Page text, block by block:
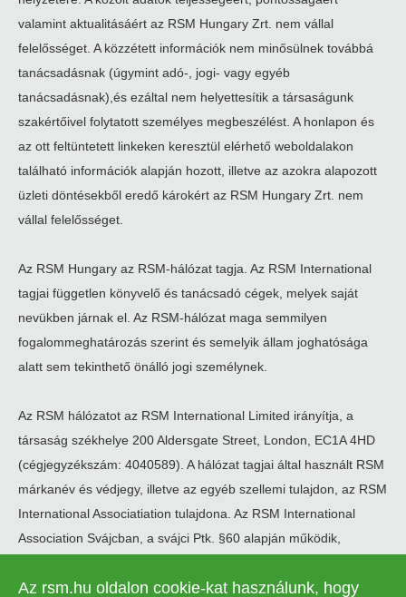
valamint aktualitásáért az RSM Hungary Zrt. nem vállal
felelősséget. A közzétett információk nem minősülnek továbbá
tanácsadásnak (úgymint adó-, jogi- vagy egyéb
tanácsadásnak),és ezáltal nem helyettesítik a társaságunk
szakértőivel folytatott személyes megbeszélést. A honlapon és
az ott feltüntetett linkeken keresztül elérhető weboldalakon
található információk alapján hozott, illetve az azokra alapozott
üzleti döntésekből eredő károkért az RSM Hungary Zrt. nem
vállal felelősséget.
Az RSM Hungary az RSM-hálózat tagja. Az RSM International
tagjai független könyvelő és tanácsadó cégek, melyek saját
nevükben járnak el. Az RSM-hálózat maga semmilyen
fogalommeghatározás szerint és semelyik állam joghatósága
alatt sem tekinthető önálló jogi személynek.
Az RSM hálózatot az RSM International Limited irányítja, a
társaság székhelye 200 Aldersgate Street, London, EC1A 4HD
(cégjegyzékszám: 4040589). A hálózat tagjai által használt RSM
márkanév és védjegy, illetve az egyéb szellemi tulajdon, az RSM
International Associatiation tulajdona. Az RSM International
Association Svájcban, a svájci Ptk. §60 alapján működik,
Az rsm.hu oldalon cookie-kat használunk, hogy